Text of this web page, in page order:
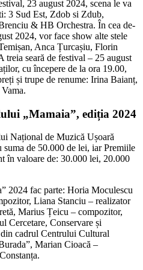
23 august 2024, scena le va
3 Sud Est, Zdob si Zdub,
& HB Orchestra. În cea de-
2024, vor face show alte stele
Anca Țurcașiu, Florin
seară de festival – 25 august
cu începere de la ora 19.00,
și trupe de renume: Irina Baianț,
„Mamaia”, ediția 2024
Național de Muzică Ușoară
de 50.000 de lei, iar Premiile
în valoare de: 30.000 lei, 20.000
2024 fac parte: Horia Moculescu
Liana Stanciu – realizator
Marius Țeicu – compozitor,
Cercetare, Conservare și
cadrul Centrului Cultural
Marian Cioacă –